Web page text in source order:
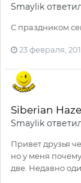
Smaylik
С праздником
23 февраля,
Siberian
Smaylik
Привет друзья
но у меня
две. Недавно